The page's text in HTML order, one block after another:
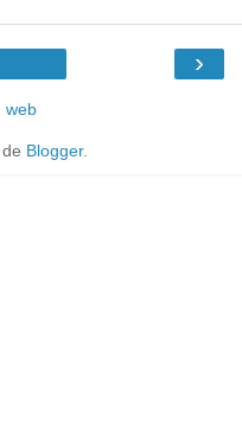
›
web
Blogger.